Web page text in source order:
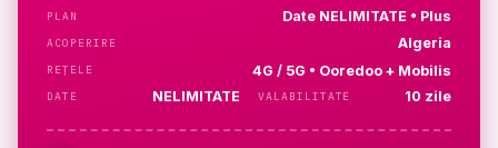
PLAN Date NELIMITATE • Plus
ACOPERIRE Algeria
REȚELE 4G / 5G • Ooredoo + Mobilis
DATE NELIMITATE VALABILITATE 10 zile